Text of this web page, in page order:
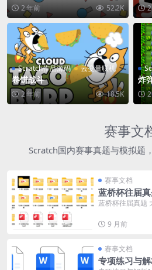
2 年前 52.2K
Scratch作品源码 云变量联机
卷饼战斗
2 年前 18.5K
炸
赛事文
Scratch国内赛事真题与模拟题
赛事文档
蓝桥杯往届
蓝桥杯往届真题
9 月前
赛事文档
专项练习与